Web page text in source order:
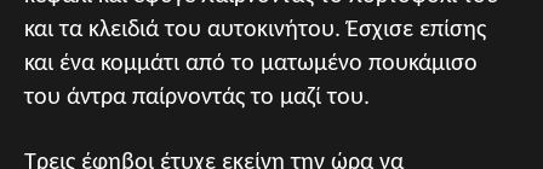
και τα κλειδιά του αυτοκινήτου. Έσχισε επίσης
και ένα κομμάτι από το ματωμένο πουκάμισο
του άντρα παίρνοντάς το μαζί του.
Τρεις έφηβοι έτυχε εκείνη την ώρα να